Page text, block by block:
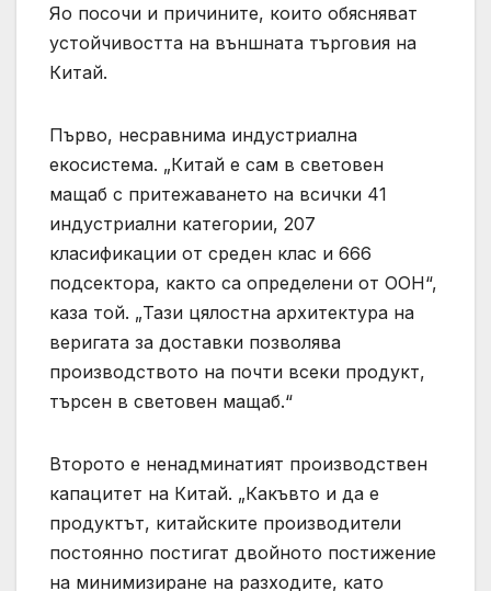
Яо посочи и причините, които обясняват
устойчивостта на външната търговия на
Китай.
Първо, несравнима индустриална
екосистема. „Китай е сам в световен
мащаб с притежаването на всички 41
индустриални категории, 207
класификации от среден клас и 666
подсектора, както са определени от ООН“,
каза той. „Тази цялостна архитектура на
веригата за доставки позволява
производството на почти всеки продукт,
търсен в световен мащаб.“
Второто е ненадминатият производствен
капацитет на Китай. „Какъвто и да е
продуктът, китайските производители
постоянно постигат двойното постижение
на минимизиране на разходите, като